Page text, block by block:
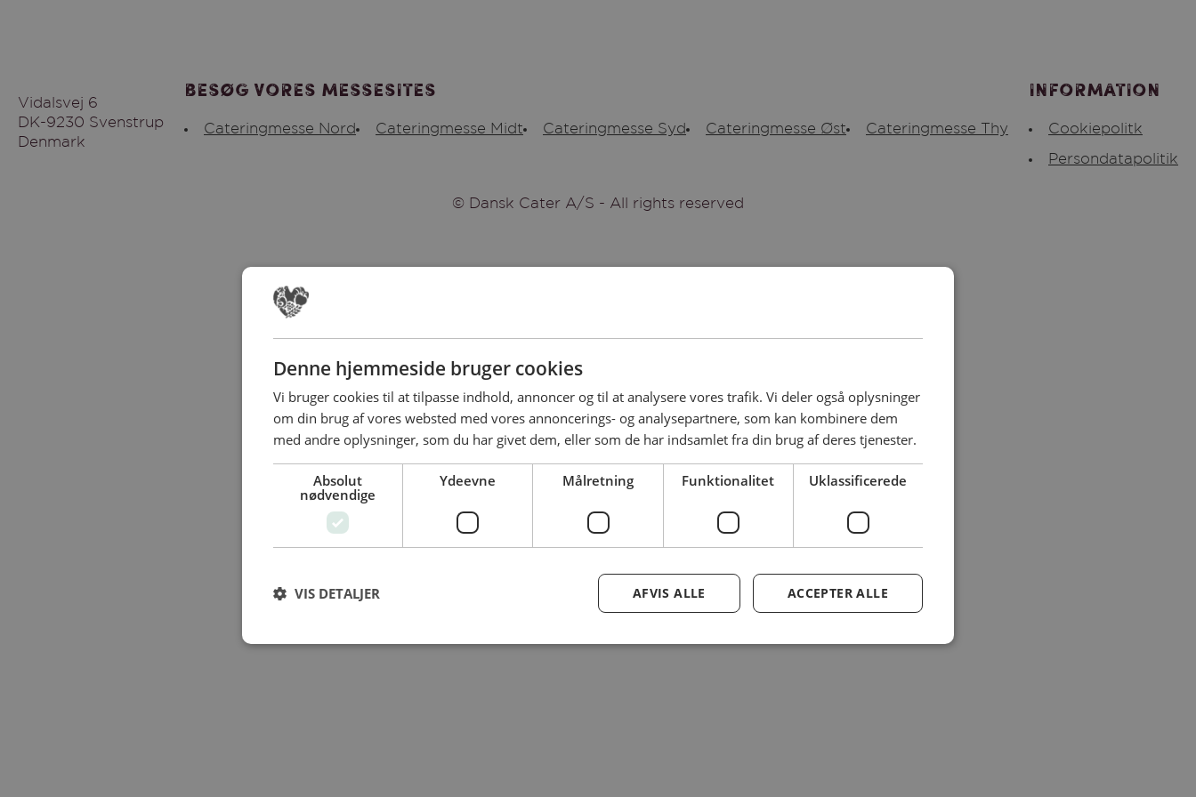
Vidalsvej 6
DK-9230 Svenstrup
Denmark
Besøg vores messesites
Cateringmesse Nord Cateringmesse Midt Cateringmesse Syd Cateringmesse Øst Cateringmesse Thy
Information
Cookiepolitk
Persondatapolitik
© Dansk Cater A/S - All rights reserved
Denne hjemmeside bruger cookies
Vi bruger cookies til at tilpasse indhold, annoncer og til at analysere vores trafik. Vi deler også oplysninger
om din brug af vores websted med vores annoncerings- og analysepartnere, som kan kombinere dem
med andre oplysninger, som du har givet dem, eller som de har indsamlet fra din brug af deres tjenester.
Absolut
nødvendige
Ydeevne Målretning Funktionalitet Uklassificerede
ACCEPTER ALLE
AFVIS ALLE
VIS DETALJER